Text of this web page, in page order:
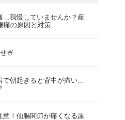
…我慢していませんか？産
痛の原因と対策
🍧
で朝起きると背中が痛い…
意！仙腸関節が痛くなる原